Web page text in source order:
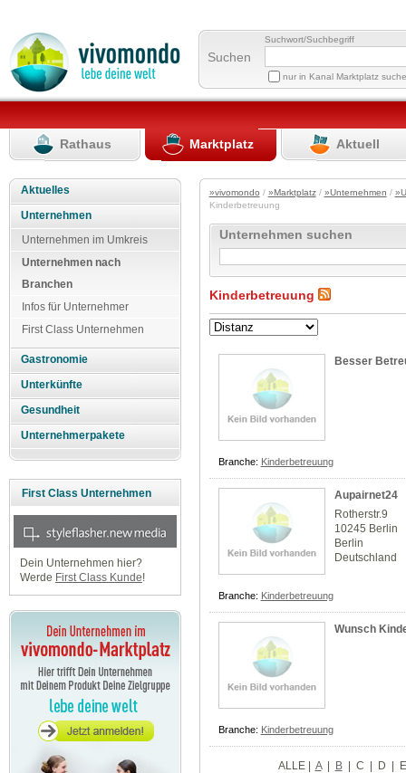
Suchen
Suchwort/Suchbegriff
nur in Kanal Marktplatz
Rathaus Marktplatz Aktuell
Aktuelles
Unternehmen
Unternehmen im Umkreis
Unternehmen nach
Branchen
Infos für Unternehmer
First Class Unternehmen
Gastronomie
Unterkünfte
Gesundheit
Unternehmerpakete
First Class Unternehmen
Dein Unternehmen hier?
Werde First Class Kunde!
»vivomondo / »Marktplatz/ »Unternehmen /
Kinderbetreuung
Unternehmen suchen
Kinderbetreuung
Besser
Branche: Kinderbetreuung
Aupairnet24
Rotherstr.9
10245 Berlin
Berlin
Deutschland
Branche: Kinderbetreuung
Wunsch
Branche: Kinderbetreuung
ALLE| A | B | C | D |